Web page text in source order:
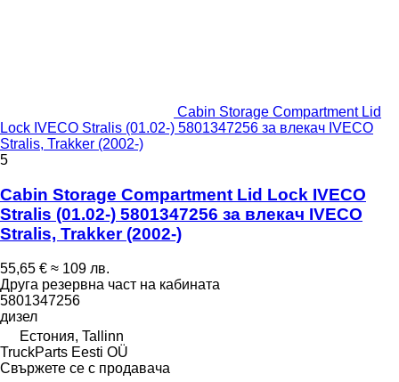
Cabin Storage Compartment Lid
Lock IVECO Stralis (01.02-) 5801347256 за влекач IVECO
Stralis, Trakker (2002-)
5
Cabin Storage Compartment Lid Lock IVECO
Stralis (01.02-) 5801347256 за влекач IVECO
Stralis, Trakker (2002-)
55,65 € ≈ 109 лв.
Друга резервна част на кабината
5801347256
дизел
Естония, Tallinn
TruckParts Eesti OÜ
Свържете се с продавача